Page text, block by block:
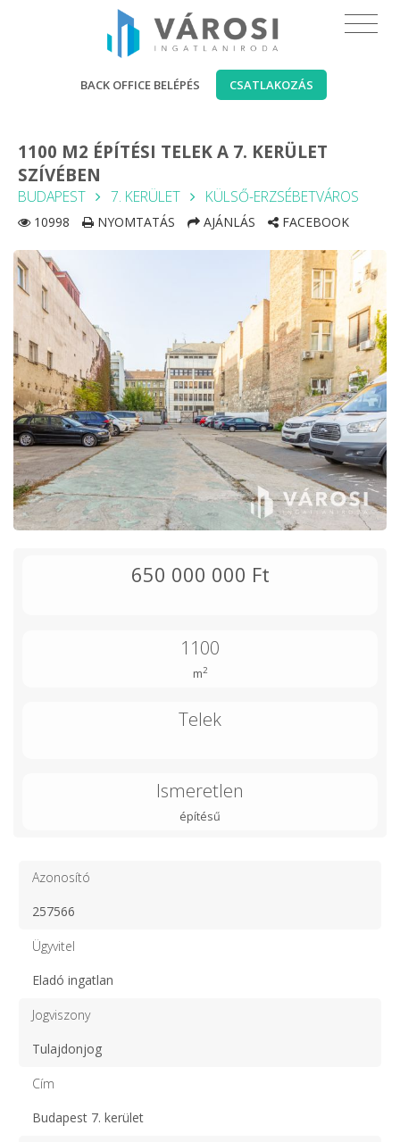
BACK OFFICE BELÉPÉS CSATLAKOZÁS
1100 M2 ÉPÍTÉSI TELEK A 7. KERÜLET
SZÍVÉBEN
BUDAPEST 7. KERÜLET KÜLSŐ-ERZSÉBETVÁROS
10998 NYOMTATÁS AJÁNLÁS FACEBOOK
650 000 000 Ft
1100
m2
Telek
Ismeretlen
építésű
Azonosító
257566
Ügyvitel
Eladó ingatlan
Jogviszony
Tulajdonjog
Cím
Budapest 7. kerület